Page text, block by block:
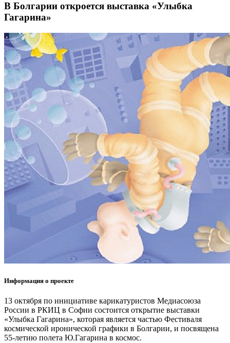
В Болгарии откроется выставка «Улыбка
Гагарина»
Информация о проекте
13 октября по инициативе карикатуристов Медиасоюза
России в РКИЦ в Софии состоится открытие выставки
«Улыбка Гагарина», которая является частью Фестиваля
космической иронической графики в Болгарии, и посвящена
55-летию полета Ю.Гагарина в космос.